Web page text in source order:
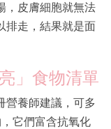
，皮膚細胞就無法
排走，結果就是面
」食物清單
營養師建議，可多
它們富含抗氧化